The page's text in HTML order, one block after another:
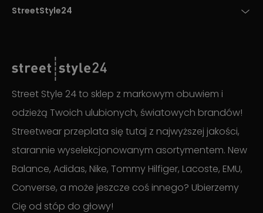
StreetStyle24
Street Style 24 to sklep z markowym obuwiem i
odzieżą Twoich ulubionych, światowych brandów!
Streetwear przeplata się tutaj z najwyższej jakości,
starannie wyselekcjonowanym asortymentem. New
Balance, Adidas, Nike, Tommy Hilfiger, Lacoste, EMU,
Converse, a może jeszcze coś innego? Ubierzemy
Cię od stóp do głowy!